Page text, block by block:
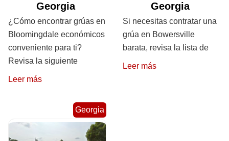
Georgia
¿Cómo encontrar grúas en
Bloomingdale económicos
conveniente para ti?
Revisa la siguiente
Leer más
Georgia
Si necesitas contratar una
grúa en Bowersville
barata, revisa la lista de
Leer más
Georgia